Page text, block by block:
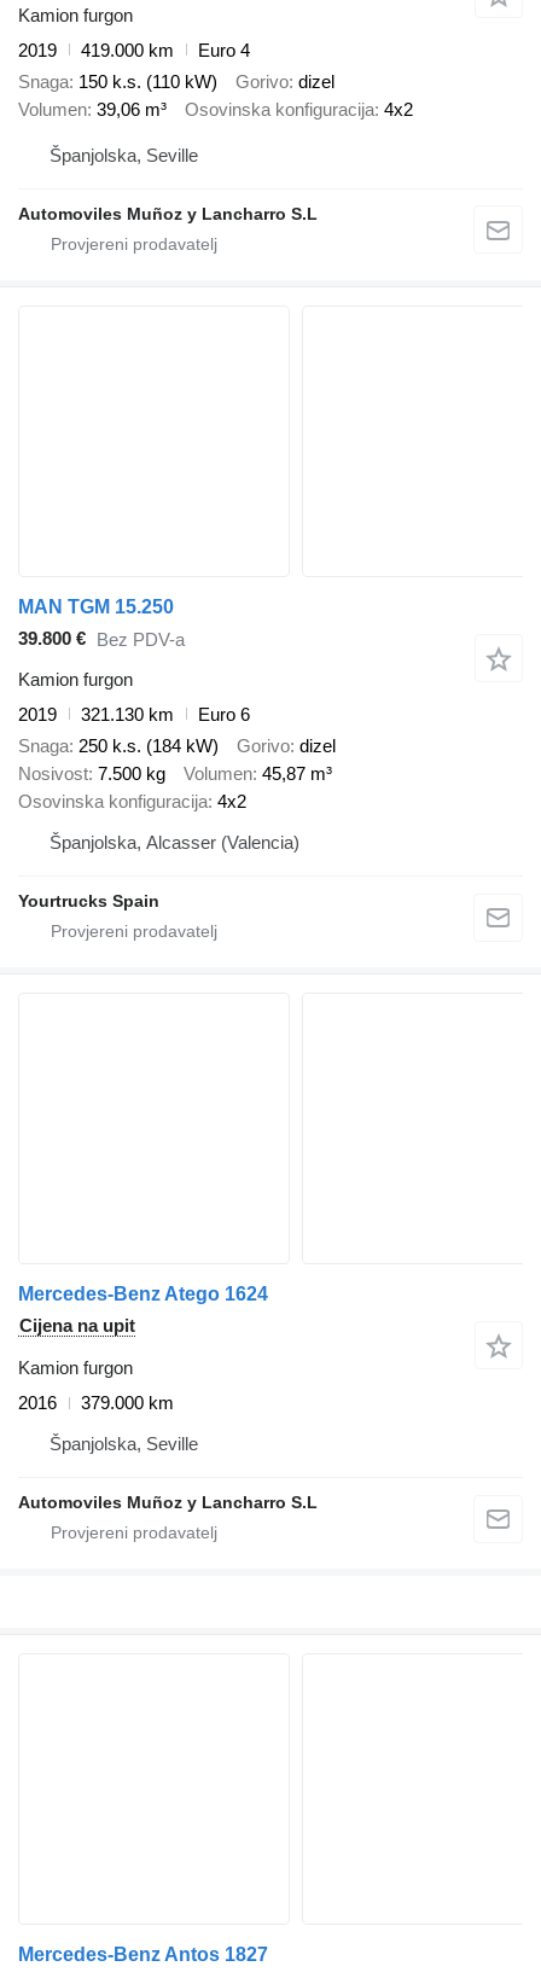
Kamion furgon
2019
419.000 km
Euro 4
Snaga 150 k.s. (110 kW) Gorivo dizel
Volumen 39,06 m³ Osovinska konfiguracija 4x2
Španjolska, Seville
Automoviles Muñoz y Lancharro S.L
MAN TGM 15.250
39.800 € Bez PDV-a
Kamion furgon
2019
321.130 km
Euro 6
Snaga 250 k.s. (184 kW) Gorivo dizel
Nosivost 7.500 kg Volumen 45,87 m³
Osovinska konfiguracija 4x2
Španjolska, Alcasser (Valencia)
Yourtrucks Spain
Mercedes-Benz Atego 1624
Cijena na upit
Kamion furgon
2016
379.000 km
Španjolska, Seville
Automoviles Muñoz y Lancharro S.L
Mercedes-Benz Antos 1827